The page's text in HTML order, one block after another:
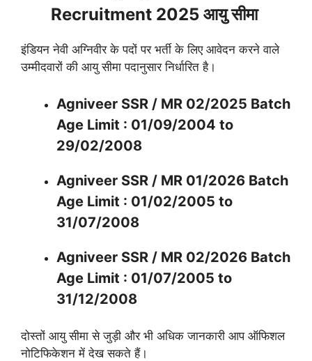
Recruitment 2025 आयु सीमा
इंडियन नेवी अग्निवीर के पदों पर भर्ती के लिए आवेदन करने वाले
उम्मीदवारों की आयु सीमा पदानुसार निर्धारित है।
Agniveer SSR / MR 02/2025 Batch
Age Limit : 01/09/2004 to
29/02/2008
Agniveer SSR / MR 01/2026 Batch
Age Limit : 01/02/2005 to
31/07/2008
Agniveer SSR / MR 02/2026 Batch
Age Limit : 01/07/2005 to
31/12/2008
दोस्तों आयु सीमा से जुड़ी और भी अधिक जानकारी आप ऑफिशल
नोटिफिकेशन में देख सकते हैं।